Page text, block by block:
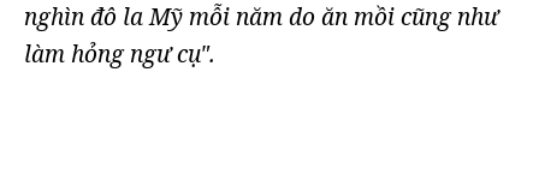
nghìn đô la Mỹ mỗi năm do ăn mồi cũng như
làm hỏng ngư cụ".